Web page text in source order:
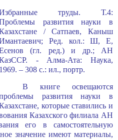
труды. Т.4:
развития науки в
/ Сатпаев, Каныш
Ред. кол.: Ш, Е,
(гл. ред.) и др.; АН
- Алма-Ата: Наука,
1969. – 308 с.: ил., портр.
В книге освещаются
развития науки в
которые ставились и
Казахского филиала АН
его в самостоятельную
значение имеют материалы,